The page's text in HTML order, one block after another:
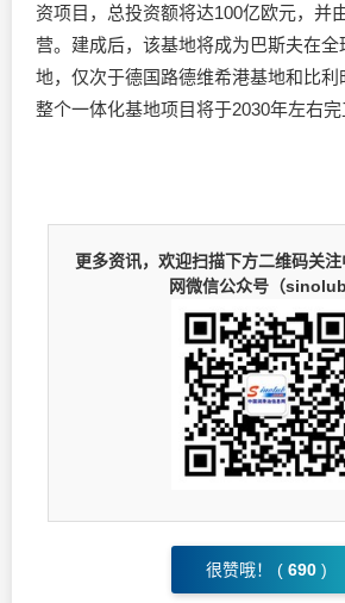
资项目，总投资额将达100亿欧元，并
营。建成后，该基地将成为巴斯夫在
地，仅次于德国路德维希港基地和比利
整个一体化基地项目将于2030年左右完
更多资讯，欢迎扫描下方二维码关
网微信公众号（sinolub
很赞哦！ ( 690 )